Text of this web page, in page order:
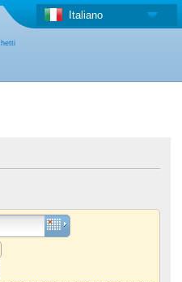
Italiano
forfettaria